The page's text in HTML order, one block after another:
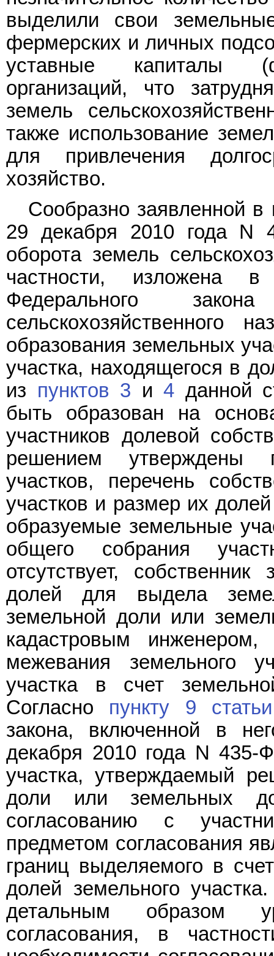
выделили свои
фермерских и личных
уставные капиталы
организаций, что
земель
также использование
для привлечения
хозяйство.
Сообразно заявленной
29 декабря 2010 года N
оборота земель
частности, изложена
Федерального
сельскохозяйственного
образования земельных
участка, находящегося в
из пунктов 3 и4 данной
быть образован на
участников долевой
решением утверждены
участков, перечень
участков и размер их
образуемые земельные
общего собрания
отсутствует,
долей для выдела
земельной доли или
кадастровым инженером,
межевания земельного
участка в счет
Согласно пункту 9
закона, включенной в
декабря 2010 года N 435-
участка, утверждаемый
доли или земельных
согласованию с
предметом согласования
границ выделяемого в
долей земельного
детальным образом
согласования, в